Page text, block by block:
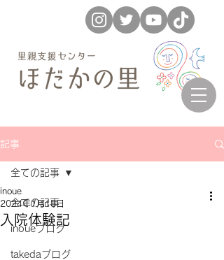
記事
全ての記事
inoueブログ
takedaブログ
全ての記事
入院体験記
inoue
2024年1月18日